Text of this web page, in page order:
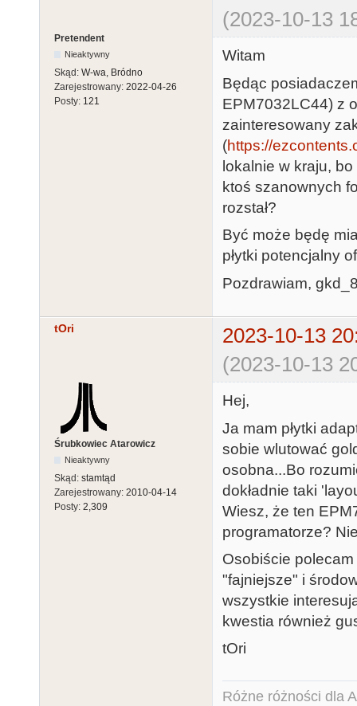
(2023-10-13
Pretendent
Nieaktywny
Skąd: W-wa, Bródno
Zarejestrowany: 2022-04-26
Posty: 121
Witam
Będąc
EPM7032LC44) z
zainteresowany
(https://
lokalnie w kraju,
ktoś szanownych
rozstał?
Być może będę
płytki potencjalny
Pozdrawiam,
tOri
2023-10-13
(2023-10-13
Śrubkowiec Atarowicz
Nieaktywny
Skąd: stamtąd
Zarejestrowany: 2010-04-14
Posty: 2,309
Hej,
Ja mam płytki
sobie wlutować
osobna...Bo
dokładnie taki
Wiesz, że ten
programatorze?
Osobiście
"fajniejsze" i
wszystkie
kwestia również
tOri
Różne różności dla